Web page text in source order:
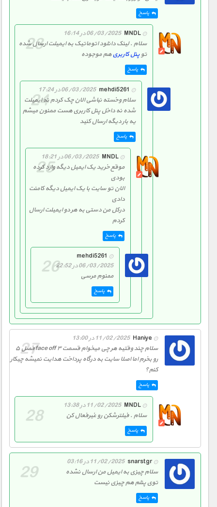
پاسخ
MNDL 06/03/2025 در 16:14
سلام . لینک دانلود اتوماتیک به ایمیلت ارسال شده
توپنل کاربریهم موجوده
پاسخ
mehdi5261 06/03/2025 در 17:24
سلام وخسته نباشی الان چک کردم نه ایمیلت
شده نه داخل پنل کاربری هست ممنون میشم
یه بار دیگه ارسال کنید
پاسخ
MNDL 06/03/2025 در 18:21
موقع خرید یک ایمیل دیگه وارد کرده
بودی
الان تو سایت با یک ایمیل دیگه کامنت
دادی
درکل من دستی به هر دو ایمیلت ارسال
کردم
پاسخ
mehdi5261
06/03/2025 در 22:52
ممنوم مرسی
پاسخ
Haniye 11/02/2025 در 13:00
سلام چند وقتیه هر چی میخوام قسمت ۳ face off فصل ۵
رو بخرم اما اصلا سایت به درگاه پرداخت هدایت نمیشه چیکار
کنم؟
پاسخ
MNDL 11/02/2025 در 13:38
سلام . فیلترشکن رو غیرفعال کن
پاسخ
snarstgr 11/02/2025 در 03:16
سلام چیزی به ایمیل من ارسال نشده
توی پنلم هم چیزی نیست
پاسخ